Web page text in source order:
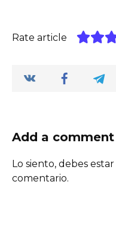
Rate article
Add a comment
Lo siento, debes estar
comentario.